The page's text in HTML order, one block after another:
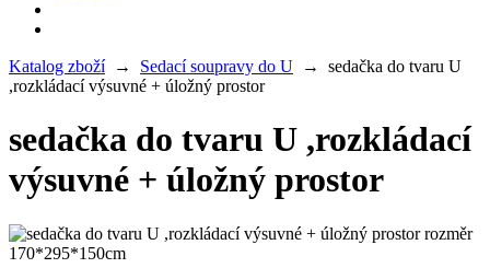
Katalog zboží→ Sedací soupravy do U → sedačka do tvaru U
,rozkládací výsuvné + úložný prostor
sedačka do tvaru U ,rozkládací
výsuvné + úložný prostor